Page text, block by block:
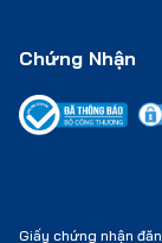
Chứng Nhận
Giấy chứng nhận